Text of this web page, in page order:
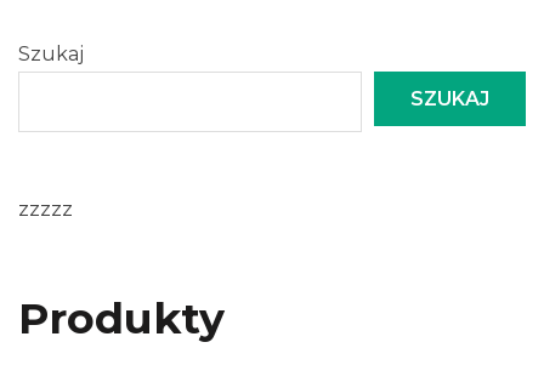
Szukaj
SZUKAJ
zzzzz
Produkty